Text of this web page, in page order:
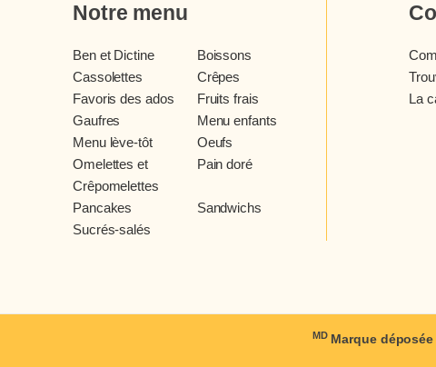
Notre menu
Ben et Dictine
Boissons
Cassolettes
Crêpes
Favoris des ados
Fruits frais
Gaufres
Menu enfants
Menu lève-tôt
Oeufs
Omelettes et
Crêpomelettes
Pain doré
Pancakes
Sandwichs
Sucrés-salés
La
MDMarque déposée